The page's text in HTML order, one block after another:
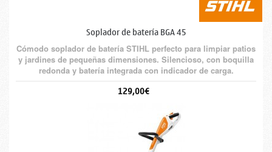
Soplador de batería BGA 45
Cómodo soplador de batería STIHL perfecto para limpiar patios
y jardines de pequeñas dimensiones. Silencioso, con boquilla
redonda y batería integrada con indicador de carga.
129,00€